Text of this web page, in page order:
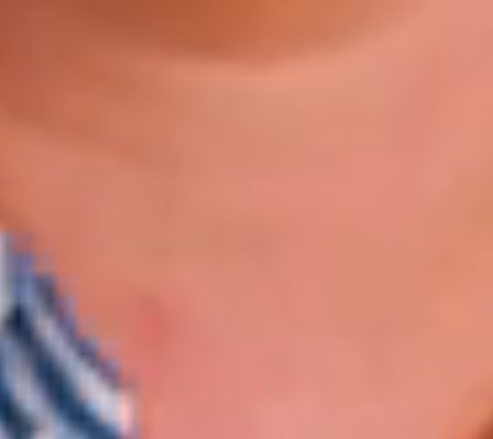
WhatsApp Asesoría SEO
🌐 Agencia de Marketing Digital, SEO &
IA | SeoImpacto